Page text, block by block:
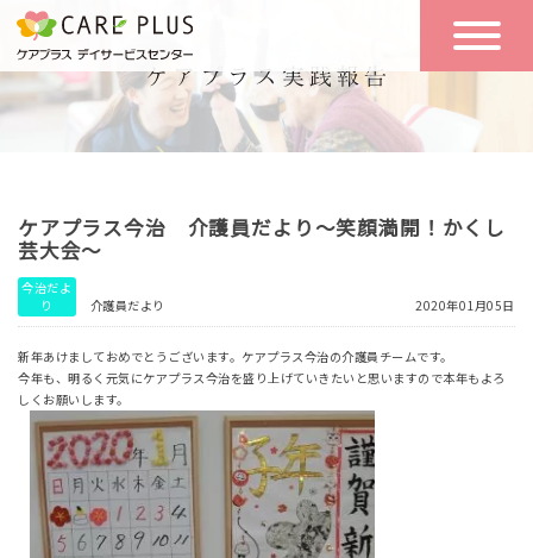
こんな方に
おすすめ
一日の流れ
一日体験
空き状況
実践報告
リクルート
お問い合わせ
体験希望
ケアプラス今治 介護員だより～笑顔満開！かくし
芸大会～
今治だよ
り
介護員だより 2020年01月05日
新年あけましておめでとうございます。ケアプラス今治の介護員チームです。
今年も、明るく元気にケアプラス今治を盛り上げていきたいと思いますので本年もよろ
しくお願いします。